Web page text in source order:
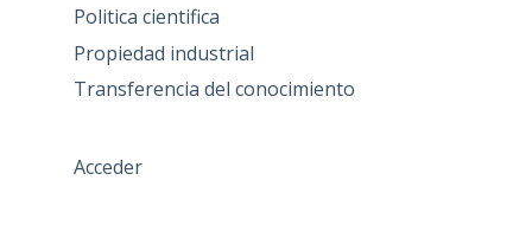
Politica cientifica
Propiedad industrial
Transferencia del conocimiento
Acceder